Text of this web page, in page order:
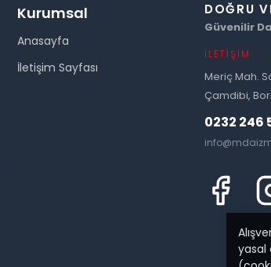
yasal
Kurumsal
Anasayfa
İletişim Sayfası
DOĞRU
Güvenilir
İLETIŞIM
Meriç Mah.
Çamdibi,
0232 246